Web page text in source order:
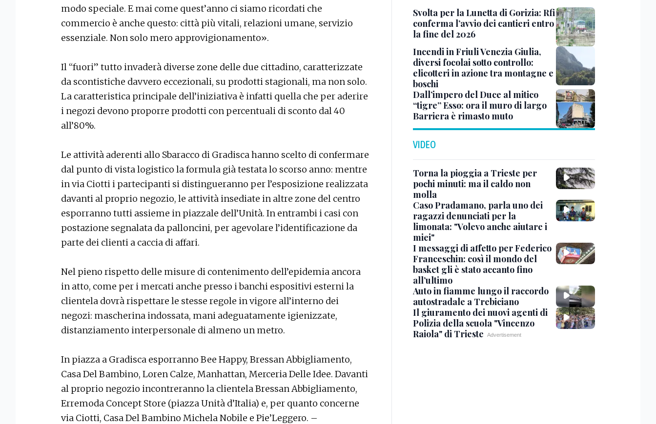
modo speciale. E mai come quest’anno ci siamo ricordati che
commercio è anche questo: città più vitali, relazioni umane, servizio
essenziale. Non solo mero approvigionamento».
Il “fuori” tutto invaderà diverse zone delle due cittadino, caratterizzate
da scontistiche davvero eccezionali, su prodotti stagionali, ma non solo.
La caratteristica principale dell’iniziativa è infatti quella che per aderire
i negozi devono proporre prodotti con percentuali di sconto dal 40
all’80%.
Le attività aderenti allo Sbaracco di Gradisca hanno scelto di confermare
dal punto di vista logistico la formula già testata lo scorso anno: mentre
in via Ciotti i partecipanti si distingueranno per l’esposizione realizzata
davanti al proprio negozio, le attività insediate in altre zone del centro
esporranno tutti assieme in piazzale dell’Unità. In entrambi i casi con
postazione segnalata da palloncini, per agevolare l’identificazione da
parte dei clienti a caccia di affari.
Nel pieno rispetto delle misure di contenimento dell’epidemia ancora
in atto, come per i mercati anche presso i banchi espositivi esterni la
clientela dovrà rispettare le stesse regole in vigore all’interno dei
negozi: mascherina indossata, mani adeguatamente igienizzate,
distanziamento interpersonale di almeno un metro.
In piazza a Gradisca esporranno Bee Happy, Bressan Abbigliamento,
Casa Del Bambino, Loren Calze, Manhattan, Merceria Delle Idee. Davanti
al proprio negozio incontreranno la clientela Bressan Abbigliamento,
Erremoda Concept Store (piazza Unità d’Italia) e, per quanto concerne
via Ciotti, Casa Del Bambino Michela Nobile e Pie’Leggero. –
Svolta per la Lunetta di Gorizia: Rfi
conferma l’avvio dei cantieri entro
la fine del 2026
Incendi in Friuli Venezia Giulia,
diversi focolai sotto controllo:
elicotteri in azione tra montagne e
boschi
Dall’impero del Duce al mitico
“tigre” Esso: ora il muro di largo
Barriera è rimasto muto
VIDEO
Torna la pioggia a Trieste per
pochi minuti: ma il caldo non
molla
Caso Pradamano, parla uno dei
ragazzi denunciati per la
limonata: "Volevo anche aiutare i
miei"
I messaggi di affetto per Federico
Franceschin: così il mondo del
basket gli è stato accanto fino
all’ultimo
Auto in fiamme lungo il raccordo
autostradale a Trebiciano
Il giuramento dei nuovi agenti di
Polizia della scuola "Vincenzo
Raiola" di Trieste